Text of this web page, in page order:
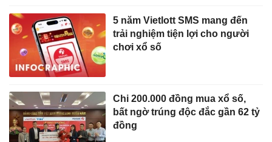
5 năm Vietlott SMS mang đến
trải nghiệm tiện lợi cho người
chơi xổ số
Chi 200.000 đồng mua xổ số,
bất ngờ trúng độc đắc gần 62 tỷ
đồng